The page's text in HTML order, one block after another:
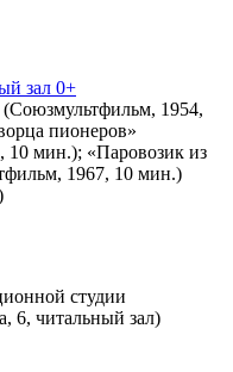
зал 0+
1954,
пионеров»
10 мин.); «Паровозик из
1967, 10 мин.)
студии
6, читальный зал)